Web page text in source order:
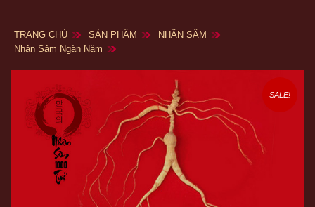
TRANG CHỦ SẢN PHẨM
NHÂN SÂM
Nhân Sâm Ngàn Năm
SALE!